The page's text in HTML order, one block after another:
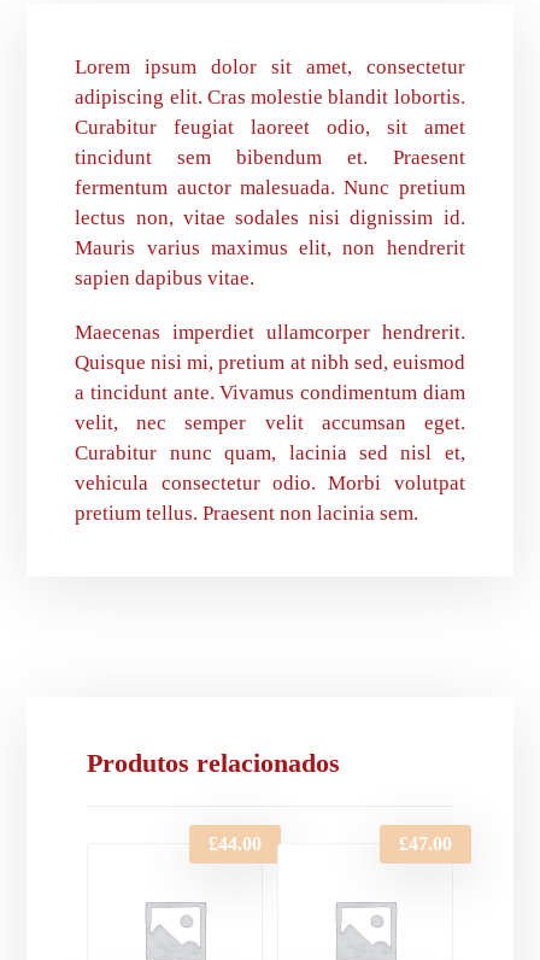
Lorem ipsum dolor sit amet, consectetur
adipiscing elit. Cras molestie blandit lobortis.
Curabitur feugiat laoreet odio, sit amet
tincidunt sem bibendum et. Praesent
fermentum auctor malesuada. Nunc pretium
lectus non, vitae sodales nisi dignissim id.
Mauris varius maximus elit, non hendrerit
sapien dapibus vitae.
Maecenas imperdiet ullamcorper hendrerit.
Quisque nisi mi, pretium at nibh sed, euismod
a tincidunt ante. Vivamus condimentum diam
velit, nec semper velit accumsan eget.
Curabitur nunc quam, lacinia sed nisl et,
vehicula consectetur odio. Morbi volutpat
pretium tellus. Praesent non lacinia sem.
Produtos relacionados
£44.00 £47.00